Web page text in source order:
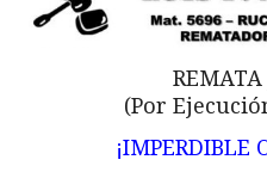
(Por
¡IMPERDIBLE